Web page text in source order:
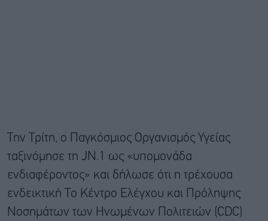
Την Τρίτη, ο Παγκόσμιος Οργανισμός Υγείας
ταξινόμησε τη JN.1 ως «υπομονάδα
ενδιαφέροντος» και δήλωσε ότι η τρέχουσα
ενδεικτική Το Κέντρο Ελέγχου και Πρόληψης
Νοσημάτων των Ηνωμένων Πολιτειών (CDC)